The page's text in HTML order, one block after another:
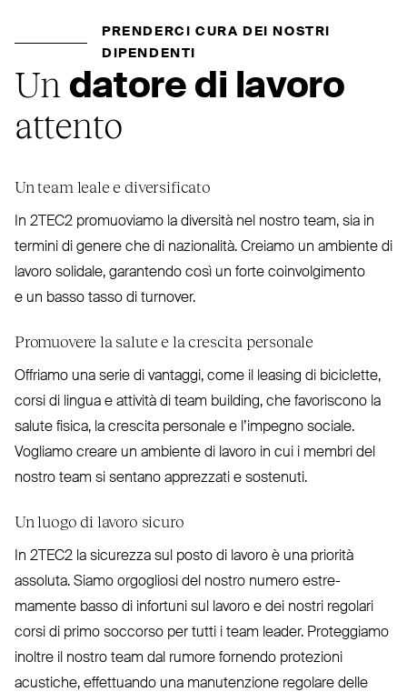
PRENDERCI CURA DEI NOSTRI
DIPENDENTI
Un datore di lavoro
attento
Un team leale e diversificato
In 2TEC2 pro­muoviamo la diversità nel nostro team, sia in
termini di genere che di nazionalità. Creiamo un ambiente di
lavoro solidale, garantendo così un forte coin­vol­gimento
e un basso tasso di turnover.
Promuovere la salute e la crescita personale
Offriamo una serie di vantaggi, come il leasing di biciclette,
corsi di lingua e attività di team building, che favo­riscono la
salute fisica, la crescita personale e l’impegno sociale.
Vogliamo creare un ambiente di lavoro in cui i membri del
nostro team si sentano apprezzati e sostenuti.
Un luogo di lavoro sicuro
In 2TEC2 la sicurezza sul posto di lavoro è una priorità
assoluta. Siamo orgogliosi del nostro numero estre­
mamente basso di infortuni sul lavoro e dei nostri regolari
corsi di primo soccorso per tutti i team leader. Pro­teggiamo
inoltre il nostro team dal rumore fornendo pro­tezioni
acustiche, effettuando una manu­tenzione regolare delle